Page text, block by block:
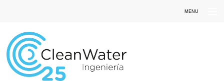
MENU
Iniciar sesión
Es